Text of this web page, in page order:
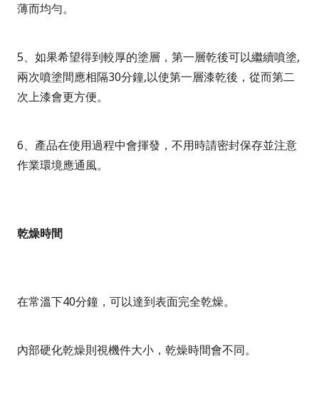
薄而均勻。
5、如果希望得到較厚的塗層，第一層乾後可以繼續噴塗,
兩次噴塗間應相隔30分鐘,以使第一層漆乾後，從而第二
次上漆會更方便。
6、 產品在使用過程中會揮發，不用時請密封保存並注意
作業環境應通風。
乾燥時間
在常溫下40分鐘，可以達到表面完全乾燥。
內部硬化乾燥則視機件大小，乾燥時間會不同。